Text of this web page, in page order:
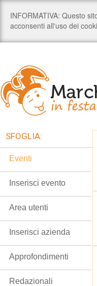
SFOGLIA:
Eventi
Inserisci evento
Area utenti
Inserisci azienda
Approfondimenti
Redazionali